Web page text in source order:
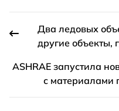
Два ледовых
другие объекты,
ASHRAE запустила
с